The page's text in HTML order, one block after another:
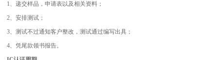
1、递交样品，申请表以及相关资料；
2、安排测试；
3、测试不过通知客户整改，测试通过编写出具；
4、凭尾款领书报告。